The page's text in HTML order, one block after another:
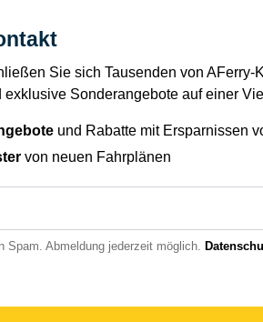
Sie sich Tausenden von AFerry-
exklusive Sonderangebote auf einer
und Rabatte mit Ersparnissen
von neuen Fahrplänen
Spam. Abmeldung jederzeit möglich.